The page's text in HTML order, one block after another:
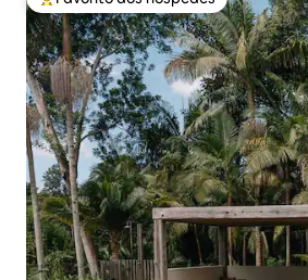
Favoritos dos hóspedes mais